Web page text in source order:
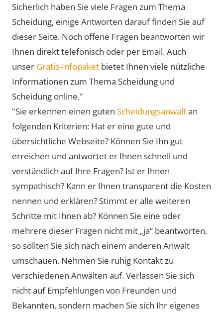
Sicherlich haben Sie viele Fragen zum Thema
Scheidung, einige Antworten darauf finden Sie auf
dieser Seite. Noch offene Fragen beantworten wir
Ihnen direkt telefonisch oder per Email. Auch
unser Gratis-Infopaket bietet Ihnen viele nützliche
Informationen zum Thema Scheidung und
Scheidung online."
"Sie erkennen einen guten Scheidungsanwaltan
folgenden Kriterien: Hat er eine gute und
übersichtliche Webseite? Können Sie Ihn gut
erreichen und antwortet er Ihnen schnell und
verständlich auf Ihre Fragen? Ist er Ihnen
sympathisch? Kann er Ihnen transparent die Kosten
nennen und erklären? Stimmt er alle weiteren
Schritte mit Ihnen ab? Können Sie eine oder
mehrere dieser Fragen nicht mit „ja“ beantworten,
so sollten Sie sich nach einem anderen Anwalt
umschauen. Nehmen Sie ruhig Kontakt zu
verschiedenen Anwälten auf. Verlassen Sie sich
nicht auf Empfehlungen von Freunden und
Bekannten, sondern machen Sie sich Ihr eigenes